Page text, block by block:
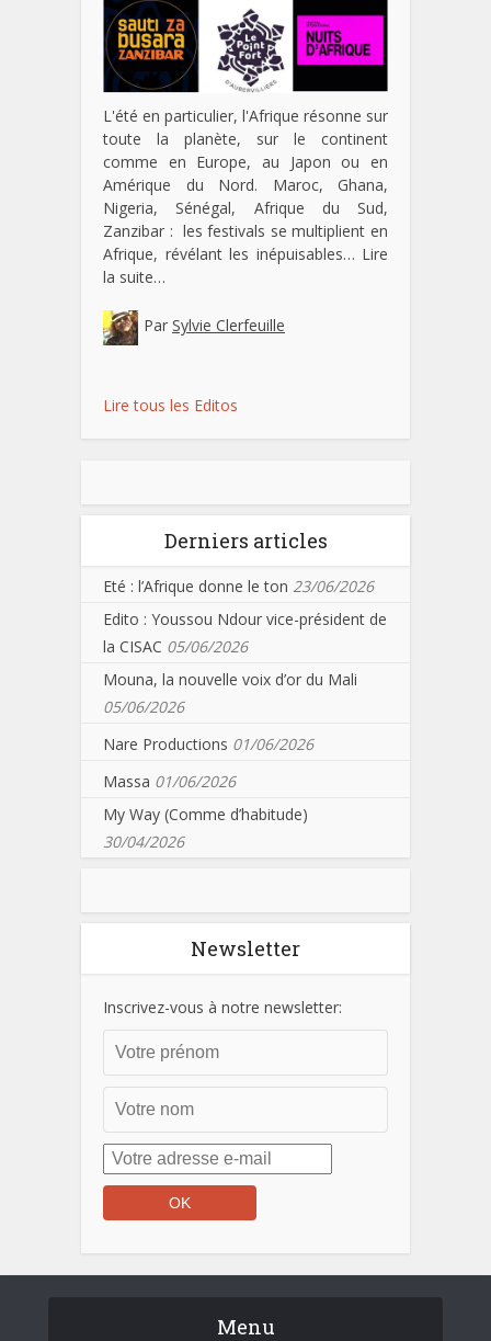
L'été en particulier, l'Afrique résonne sur
toute la planète, sur le continent
comme en Europe, au Japon ou en
Amérique du Nord. Maroc, Ghana,
Nigeria, Sénégal, Afrique du Sud,
Zanzibar : les festivals se multiplient en
Afrique, révélant les inépuisables… Lire
la suite…
Par Sylvie Clerfeuille
Lire tous les Editos
Derniers articles
Eté : l’Afrique donne le ton 23/06/2026
Edito : Youssou Ndour vice-président de
la CISAC 05/06/2026
Mouna, la nouvelle voix d’or du Mali
05/06/2026
Nare Productions 01/06/2026
Massa 01/06/2026
My Way (Comme d’habitude)
30/04/2026
Newsletter
Inscrivez-vous à notre newsletter:
Menu